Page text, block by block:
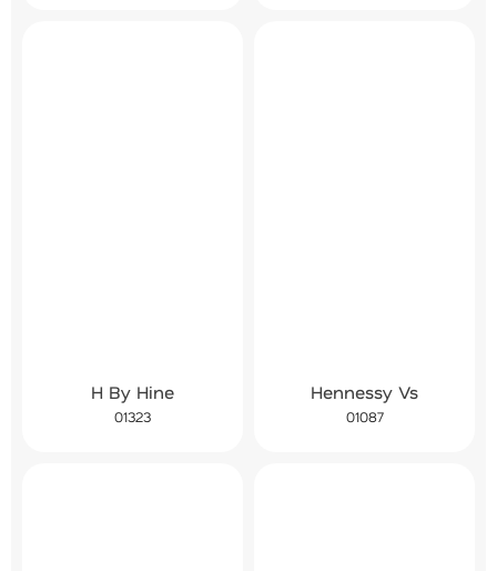
H By Hine
01323
Hennessy Vs
01087